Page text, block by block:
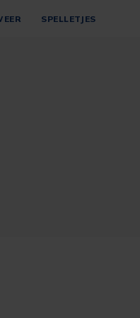
SPELLETJES